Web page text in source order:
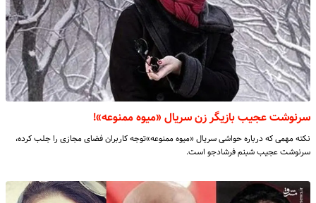
سرنوشت عجیب بازیگر زن سریال «میوه ممنوعه»!
نکته مهمی که درباره حواشی سریال «میوه ممنوعه»توجه کاربران فضای مجازی را جلب کرده،
سرنوشت عجیب شبنم فرشادجو است.